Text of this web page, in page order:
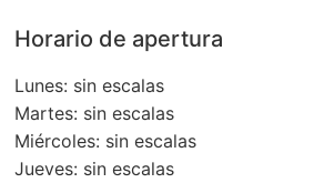
Horario de apertura
Lunes: sin escalas
Martes: sin escalas
Miércoles: sin escalas
Jueves: sin escalas